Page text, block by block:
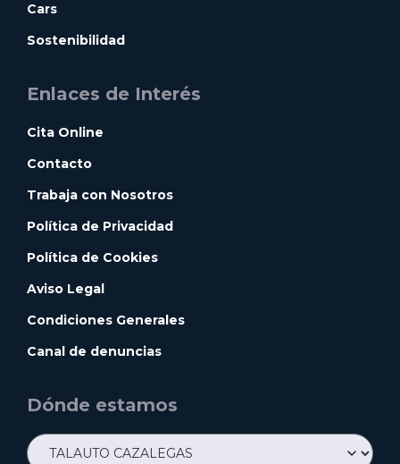
Cars
Sostenibilidad
Enlaces de Interés
Cita Online
Contacto
Trabaja con Nosotros
Política de Privacidad
Política de Cookies
Aviso Legal
Condiciones Generales
Canal de denuncias
Dónde estamos